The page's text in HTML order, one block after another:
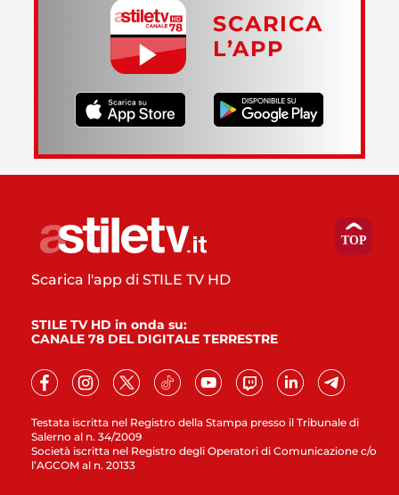
SCARICA
L’APP
Testata iscritta nel Registro della Stampa presso il Tribunale di
Salerno al n. 34/2009
Società iscritta nel Registro degli Operatori di Comunicazione c/o
l’AGCOM al n. 20133
Scarica l'app di STILE TV HD
STILE TV HD in onda su:
CANALE 78 DEL DIGITALE TERRESTRE